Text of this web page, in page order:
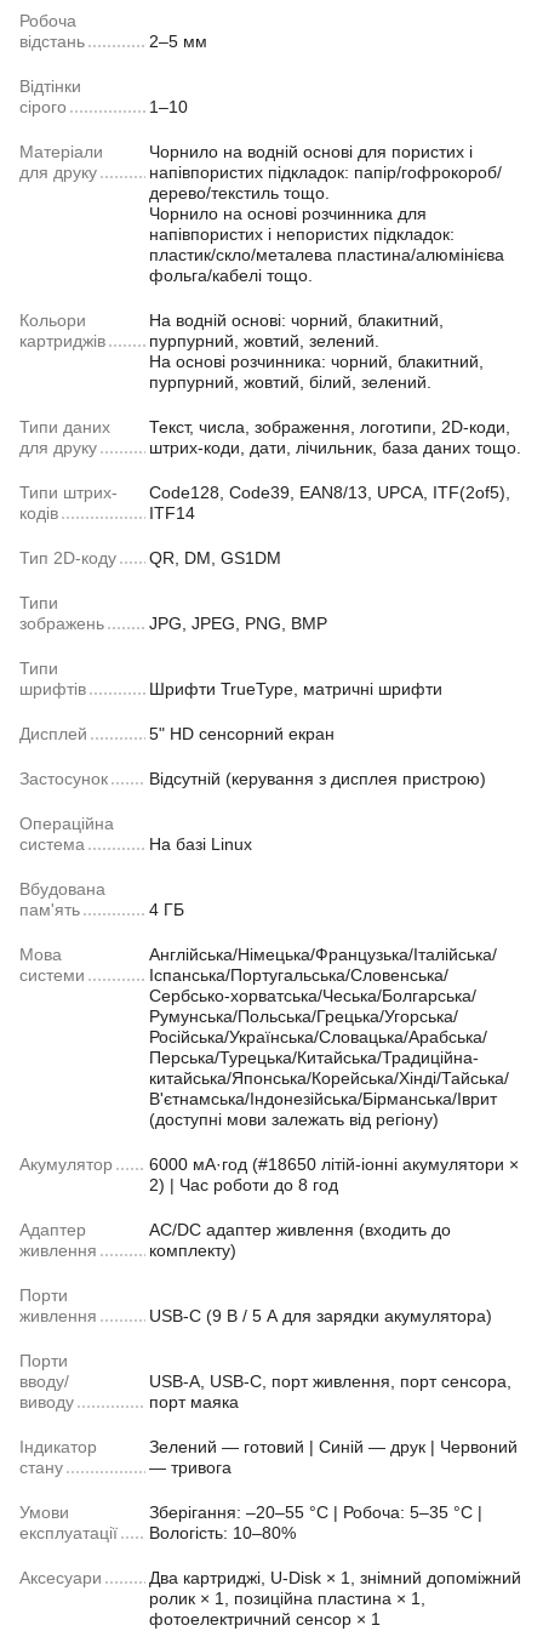
Робоча
відстань
2–5 мм
Відтінки
сірого
1–10
Матеріали
для друку
Чорнило на водній основі для пористих і
напівпористих підкладок: папір/гофрокороб/
дерево/текстиль тощо.
Чорнило на основі розчинника для
напівпористих і непористих підкладок:
пластик/скло/металева пластина/алюмінієва
фольга/кабелі тощо.
Кольори
картриджів
На водній основі: чорний, блакитний,
пурпурний, жовтий, зелений.
На основі розчинника: чорний, блакитний,
пурпурний, жовтий, білий, зелений.
Типи даних
для друку
Текст, числа, зображення, логотипи, 2D-коди,
штрих-коди, дати, лічильник, база даних тощо.
Типи штрих-
кодів
Code128, Code39, EAN8/13, UPCA, ITF(2of5),
ITF14
Тип 2D-коду QR, DM, GS1DM
Типи
зображень
JPG, JPEG, PNG, BMP
Типи
шрифтів
Шрифти TrueType, матричні шрифти
Дисплей 5" HD сенсорний екран
Застосунок Відсутній (керування з дисплея пристрою)
Операційна
система
На базі Linux
Вбудована
пам'ять
4 ГБ
Мова
системи
Англійська/Німецька/Французька/Італійська/
Іспанська/Португальська/Словенська/
Сербсько-хорватська/Чеська/Болгарська/
Румунська/Польська/Грецька/Угорська/
Російська/Українська/Словацька/Арабська/
Перська/Турецька/Китайська/Традиційна-
китайська/Японська/Корейська/Хінді/Тайська/
В'єтнамська/Індонезійська/Бірманська/Іврит
(доступні мови залежать від регіону)
Акумулятор
6000 мА·год (#18650 літій-іонні акумулятори ×
2) | Час роботи до 8 год
Адаптер
живлення
AC/DC адаптер живлення (входить до
комплекту)
Порти
живлення
USB-C (9 В / 5 А для зарядки акумулятора)
Порти
вводу/
виводу
USB-A, USB-C, порт живлення, порт сенсора,
порт маяка
Індикатор
стану
Зелений — готовий | Синій — друк | Червоний
— тривога
Умови
експлуатації
Зберігання: –20–55 °C | Робоча: 5–35 °C |
Вологість: 10–80%
Аксесуари
Два картриджі, U-Disk × 1, знімний допоміжний
ролик × 1, позиційна пластина × 1,
фотоелектричний сенсор × 1